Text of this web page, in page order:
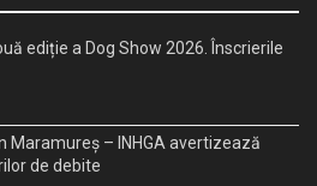
ediție a Dog Show 2026. Înscrierile
Maramureș – INHGA avertizează
de debite